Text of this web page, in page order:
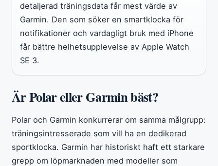
detaljerad träningsdata får mest värde av
Garmin. Den som söker en smartklocka för
notifikationer och vardagligt bruk med iPhone
får bättre helhetsupplevelse av Apple Watch
SE 3.
Är Polar eller Garmin bäst?
Polar och Garmin konkurrerar om samma målgrupp:
träningsintresserade som vill ha en dedikerad
sportklocka. Garmin har historiskt haft ett starkare
grepp om löpmarknaden med modeller som